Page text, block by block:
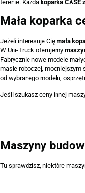
terenie. Każda koparka CASE
Mała koparka
Jeżeli interesuje Cię mała
W Uni-Truck oferujemy
Fabrycznie nowe modele
masie roboczej, mocniejszym
od wybranego modelu,
Jeśli szukasz ceny innej
Maszyny
Tu sprawdzisz, niektóre